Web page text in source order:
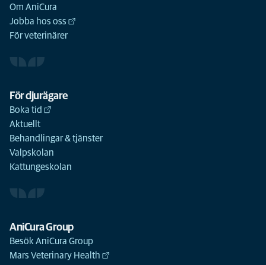
Om AniCura
Jobba hos oss
För veterinärer
För djurägare
Boka tid
Aktuellt
Behandlingar & tjänster
Valpskolan
Kattungeskolan
AniCura Group
Besök AniCura Group
Mars Veterinary Health